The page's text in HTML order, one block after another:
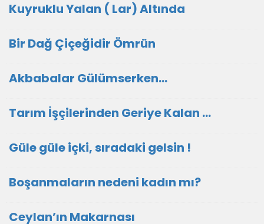
Kuyruklu Yalan ( Lar) Altında
Bir Dağ Çiçeğidir Ömrün
Akbabalar Gülümserken…
Tarım İşçilerinden Geriye Kalan …
Güle güle içki, sıradaki gelsin !
Boşanmaların nedeni kadın mı?
Ceylan’ın Makarnası